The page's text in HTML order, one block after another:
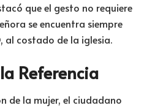
que el gesto no requiere
se encuentra siempre
al costado de la iglesia.
Referencia
de la mujer, el ciudadano